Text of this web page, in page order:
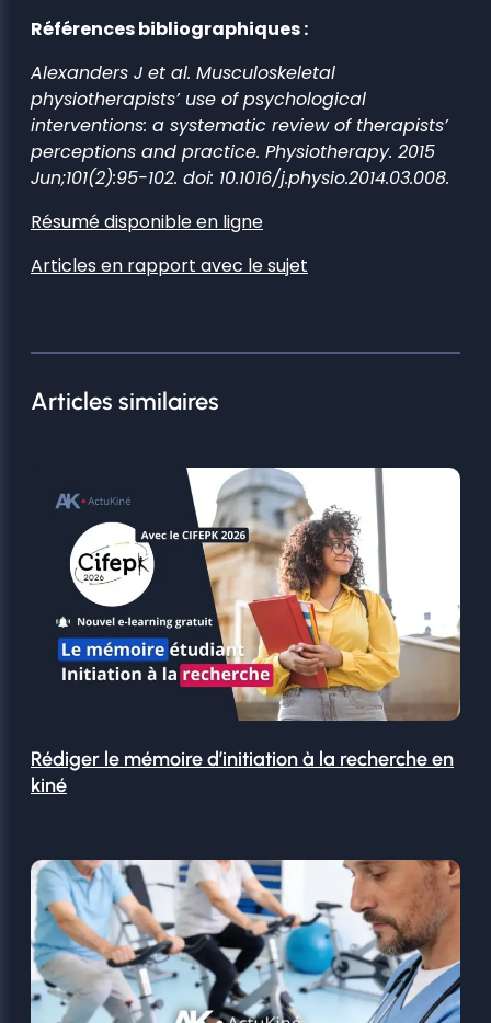
Références bibliographiques :
Alexanders J et al. Musculoskeletal
physiotherapists’ use of psychological
interventions: a systematic review of therapists’
perceptions and practice. Physiotherapy. 2015
Jun;101(2):95-102. doi: 10.1016/j.physio.2014.03.008.
Résumé disponible en ligne
Articles en rapport avec le sujet
Articles similaires
Rédiger le mémoire d’initiation à la recherche en
kiné